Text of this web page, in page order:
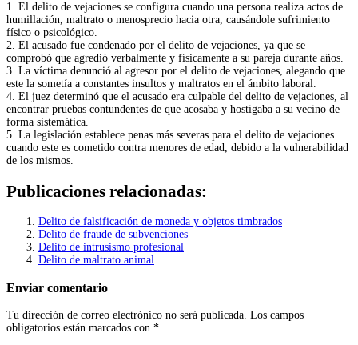
1. El delito de vejaciones se configura cuando una persona realiza actos de
humillación, maltrato o menosprecio hacia otra, causándole sufrimiento
físico o psicológico.
2. El acusado fue condenado por el delito de vejaciones, ya que se
comprobó que agredió verbalmente y físicamente a su pareja durante años.
3. La víctima denunció al agresor por el delito de vejaciones, alegando que
este la sometía a constantes insultos y maltratos en el ámbito laboral.
4. El juez determinó que el acusado era culpable del delito de vejaciones, al
encontrar pruebas contundentes de que acosaba y hostigaba a su vecino de
forma sistemática.
5. La legislación establece penas más severas para el delito de vejaciones
cuando este es cometido contra menores de edad, debido a la vulnerabilidad
de los mismos.
Publicaciones relacionadas:
Delito de falsificación de moneda y objetos timbrados
Delito de fraude de subvenciones
Delito de intrusismo profesional
Delito de maltrato animal
Enviar comentario
Tu dirección de correo electrónico no será publicada. Los campos
obligatorios están marcados con *